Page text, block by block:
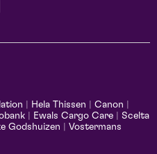
Hela Thissen Canon
Ewals Cargo Care
Scelta
Godshuizen
Vostermans